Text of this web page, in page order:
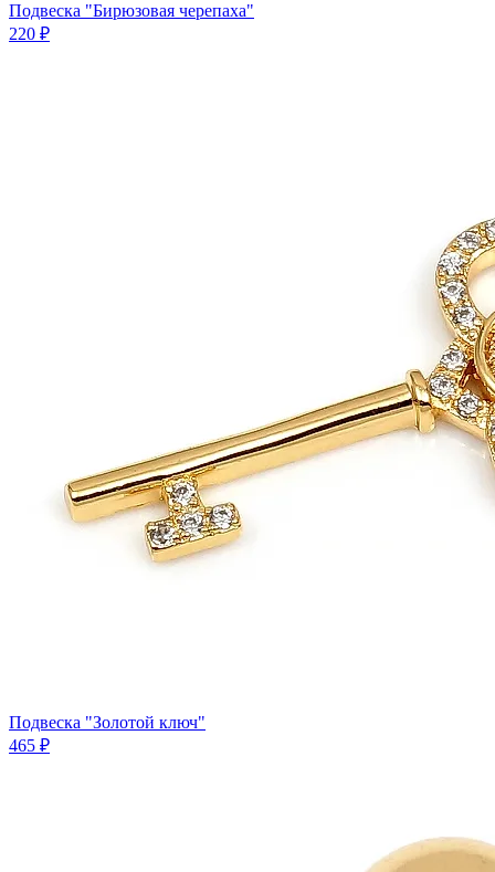
Подвеска "Бирюзовая черепаха"
220 ₽
Подвеска "Золотой ключ"
465 ₽